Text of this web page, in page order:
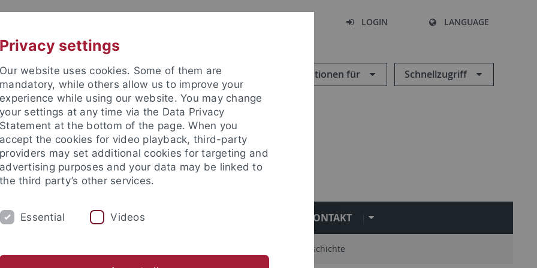
LOGIN LANGUAGE
Informationen für Schnellzugriff
Fakultät
FORSCHUNG KONTAKT
Geschichte
Privacy settings
Our website uses cookies. Some of them are
mandatory, while others allow us to improve your
experience while using our website. You may change
your settings at any time via the Data Privacy
Statement at the bottom of the page. When you
accept the cookies for video playback, third-party
providers may set additional cookies for targeting and
advertising purposes and your data may be linked to
the third party’s other services.
Essential Videos